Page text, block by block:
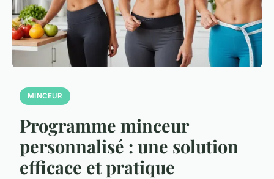
MINCEUR
Programme minceur
personnalisé : une solution
efficace et pratique